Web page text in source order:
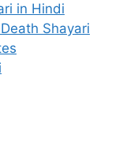
in Hindi
Shayari